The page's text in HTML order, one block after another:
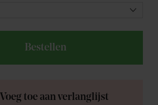
Bestellen
Voeg toe aan verlanglijst